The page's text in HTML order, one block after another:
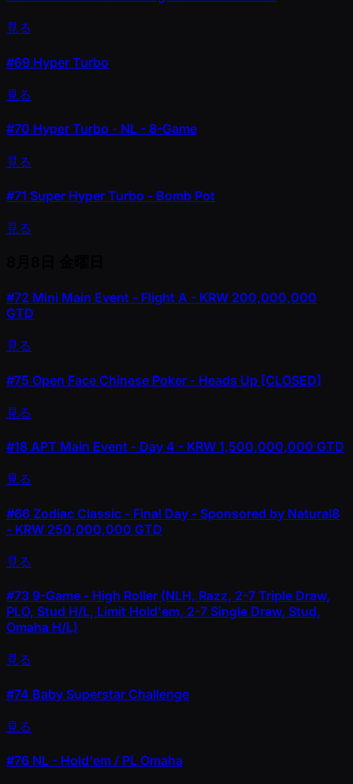
見る
#69 Hyper Turbo
見る
#70 Hyper Turbo - NL - 8-Game
見る
#71 Super Hyper Turbo - Bomb Pot
見る
#72 Mini Main Event - Flight A - KRW 200,000,000
GTD
見る
#75 Open Face Chinese Poker - Heads Up [CLOSED]
見る
#18 APT Main Event - Day 4 - KRW 1,500,000,000 GTD
見る
#66 Zodiac Classic - Final Day - Sponsored by Natural8
- KRW 250,000,000 GTD
見る
#73 9-Game - High Roller (NLH, Razz, 2-7 Triple Draw,
PLO, Stud H/L, Limit Hold'em, 2-7 Single Draw, Stud,
Omaha H/L)
見る
#74 Baby Superstar Challenge
見る
#76 NL - Hold'em / PL Omaha